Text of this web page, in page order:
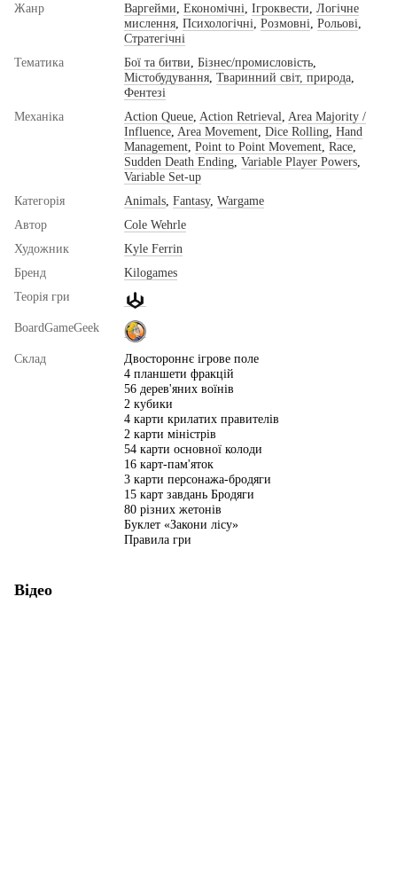
Жанр Варгейми, Економічні, Ігроквести, Логічне
мислення, Психологічні, Розмовні, Рольові,
Стратегічні
Тематика
Бої та битви, Бізнес/промисловість,
Містобудування, Тваринний світ, природа,
Фентезі
Механіка
Action Queue, Action Retrieval, Area Majority /
Influence, Area Movement, Dice Rolling, Hand
Management, Point to Point Movement, Race,
Sudden Death Ending, Variable Player Powers,
Variable Set-up
Категорія
Animals, Fantasy, Wargame
Автор
Cole Wehrle
Художник
Kyle Ferrin
Бренд
Kilogames
Теорія гри
BoardGameGeek
Склад
Двостороннє ігрове поле
4 планшети фракцій
56 дерев'яних воїнів
2 кубики
4 карти крилатих правителів
2 карти міністрів
54 карти основної колоди
16 карт-пам'яток
3 карти персонажа-бродяги
15 карт завдань Бродяги
80 різних жетонів
Буклет «Закони лісу»
Правила гри
Відео